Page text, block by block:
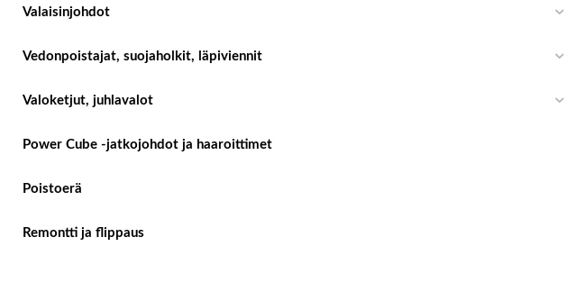
Valaisinjohdot
Vedonpoistajat, suojaholkit, läpiviennit
Valoketjut, juhlavalot
Power Cube -jatkojohdot ja haaroittimet
Poistoerä
Remontti ja flippaus